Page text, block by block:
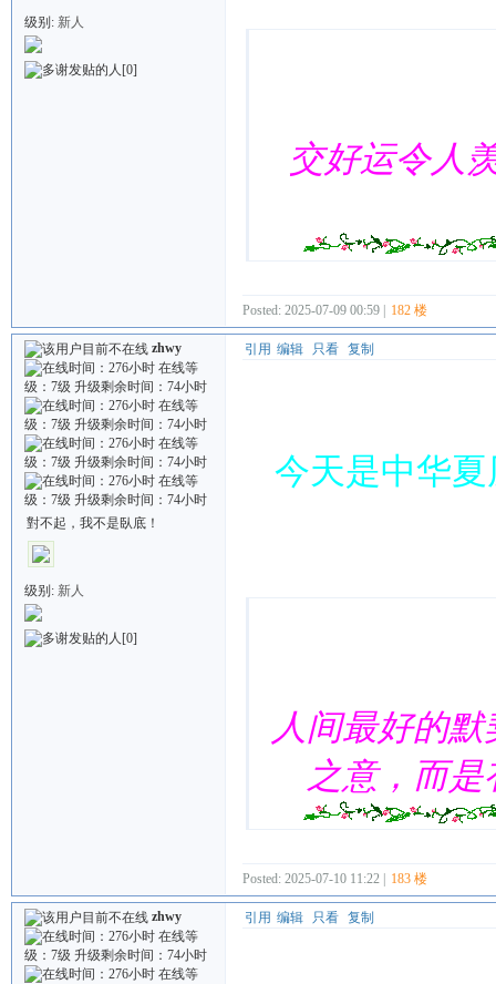
级别: 新人
[0]
交好运令人
Posted: 2025-07-09 00:59 | 182 楼
zhwy
對不起，我不是臥底！
级别: 新人
[0]
引用 编辑 只看 复制
今天是中华
人间最好的
之意，而
Posted: 2025-07-10 11:22 | 183 楼
zhwy 引用 编辑 只看 复制